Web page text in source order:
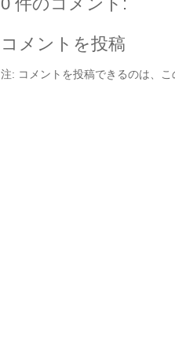
コメントを投稿
注: コメントを投稿できるのは、こ